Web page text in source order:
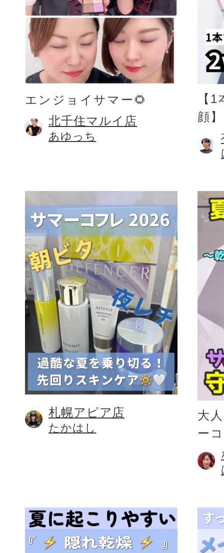
エンジョイサマー🌻
北千住マルイ店
あゆっち
【
顔】
札幌アピア店
たかはし
大
ー